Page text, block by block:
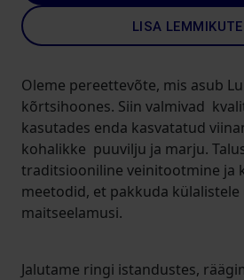
LISA
Oleme pereettevõte, mis asub
kõrtsihoones. Siin valmivad
kasutades enda kasvatatud
kohalikke puuvilju ja marju.
traditsiooniline veinitootmine ja
meetodid, et pakkuda külalistele
maitseelamusi.
Jalutame ringi istandustes,